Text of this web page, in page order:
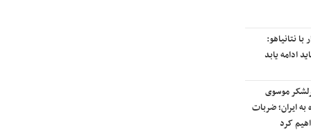
سیتی» وارد
شد
مراکزی در
آغاز پاسخ